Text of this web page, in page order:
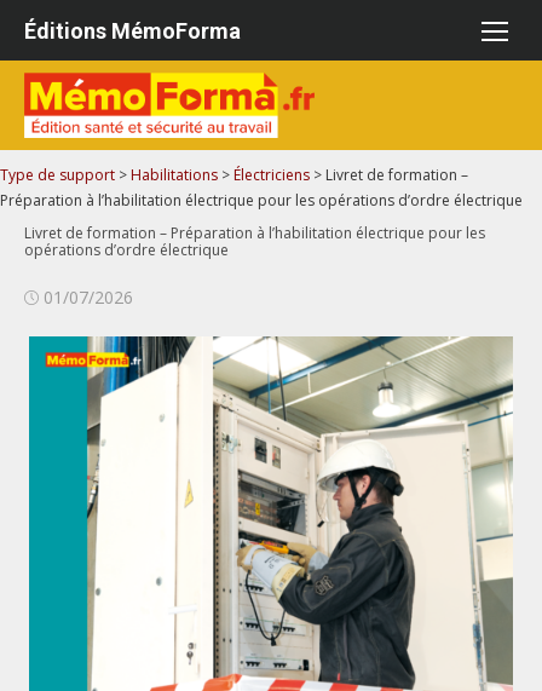
Aller
contenu
Éditions MémoForma
Type de support > Habilitations > Électriciens > Livret de formation –
Préparation à l’habilitation électrique pour les opérations d’ordre électrique
Livret de formation – Préparation à l’habilitation électrique pour les
opérations d’ordre électrique
Publié01/07/2026